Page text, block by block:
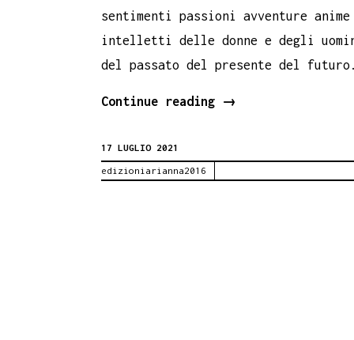
sentimenti passioni avventure anime
intelletti delle donne e degli
del passato del presente del futuro.
Continue reading
La
→
17 LUGLIO 2021
edizioniarianna2016